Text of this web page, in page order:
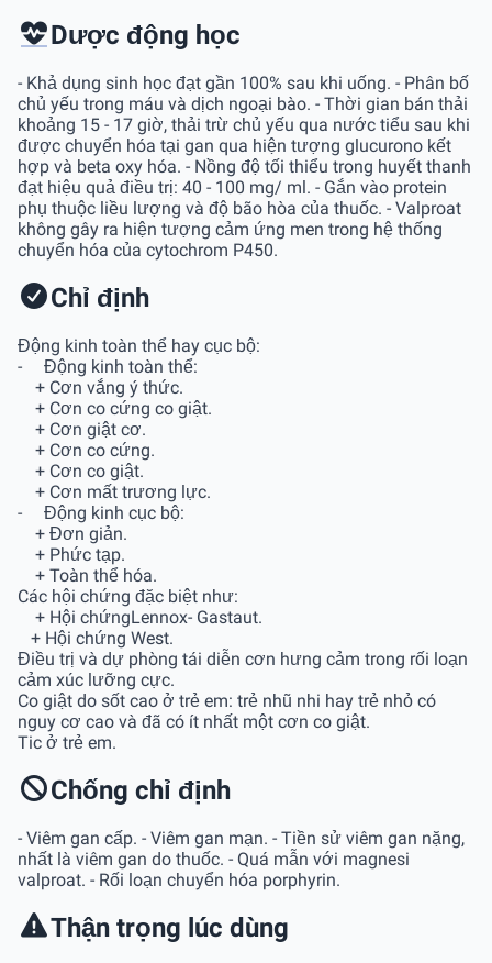
Dược động học
- Khả dụng sinh học đạt gần 100% sau khi uống. - Phân bố
chủ yếu trong máu và dịch ngoại bào. - Thời gian bán thải
khoảng 15 - 17 giờ, thải trừ chủ yếu qua nước tiểu sau khi
được chuyển hóa tại gan qua hiện tượng glucurono kết
hợp và beta oxy hóa. - Nồng độ tối thiểu trong huyết thanh
đạt hiệu quả điều trị: 40 - 100 mg/ ml. - Gắn vào protein
phụ thuộc liều lượng và độ bão hòa của thuốc. - Valproat
không gây ra hiện tượng cảm ứng men trong hệ thống
chuyển hóa của cytochrom P450.
Chỉ định
Động kinh toàn thể hay cục bộ:
- Động kinh toàn thể:
+ Cơn vắng ý thức.
+ Cơn co cứng co giật.
+ Cơn giật cơ.
+ Cơn co cứng.
+ Cơn co giật.
+ Cơn mất trương lực.
- Động kinh cục bộ:
+ Đơn giản.
+ Phức tạp.
+ Toàn thể hóa.
Các hội chứng đặc biệt như:
+ Hội chứngLennox- Gastaut.
+ Hội chứng West.
Điều trị và dự phòng tái diễn cơn hưng cảm trong rối loạn
cảm xúc lưỡng cực.
Co giật do sốt cao ở trẻ em: trẻ nhũ nhi hay trẻ nhỏ có
nguy cơ cao và đã có ít nhất một cơn co giật.
Tic ở trẻ em.
Chống chỉ định
- Viêm gan cấp. - Viêm gan mạn. - Tiền sử viêm gan nặng,
nhất là viêm gan do thuốc. - Quá mẫn với magnesi
valproat. - Rối loạn chuyển hóa porphyrin.
Thận trọng lúc dùng